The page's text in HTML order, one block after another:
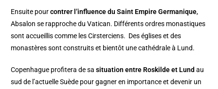
Ensuite pourcontrer l’influence du Saint Empire Germanique,
Absalon se rapproche duVatican. Différents ordres monastiques
sont accueillis comme les Cirsterciens. Des églises et des
monastères sont construits et bientôt une cathédrale à Lund.
Copenhague profitera de sasituation entre Roskilde et Lund au
sud de l’actuelle Suède pour gagner en importance et devenir un